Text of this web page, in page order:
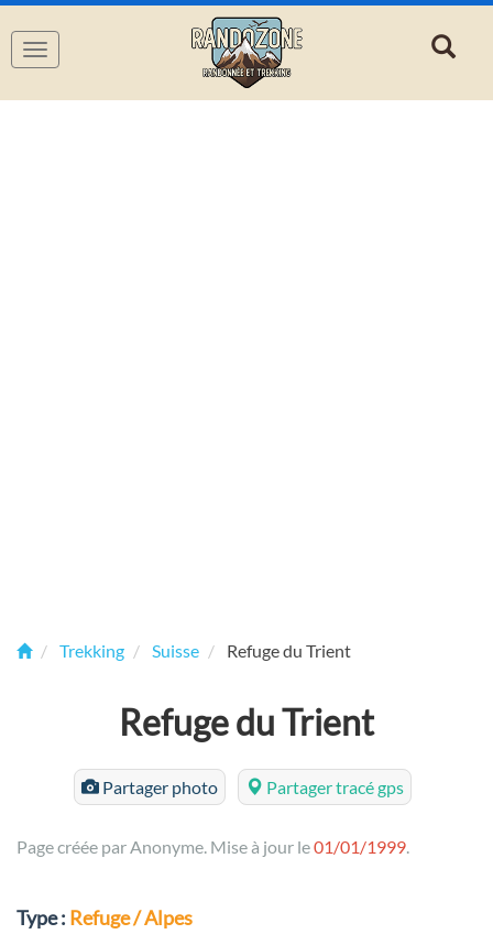
Navigation
Trekking Suisse Refuge du Trient
Refuge du Trient
Partager photo Partager tracé gps
Page créée par Anonyme. Mise à jour le01/01/1999.
Type : Refuge / Alpes